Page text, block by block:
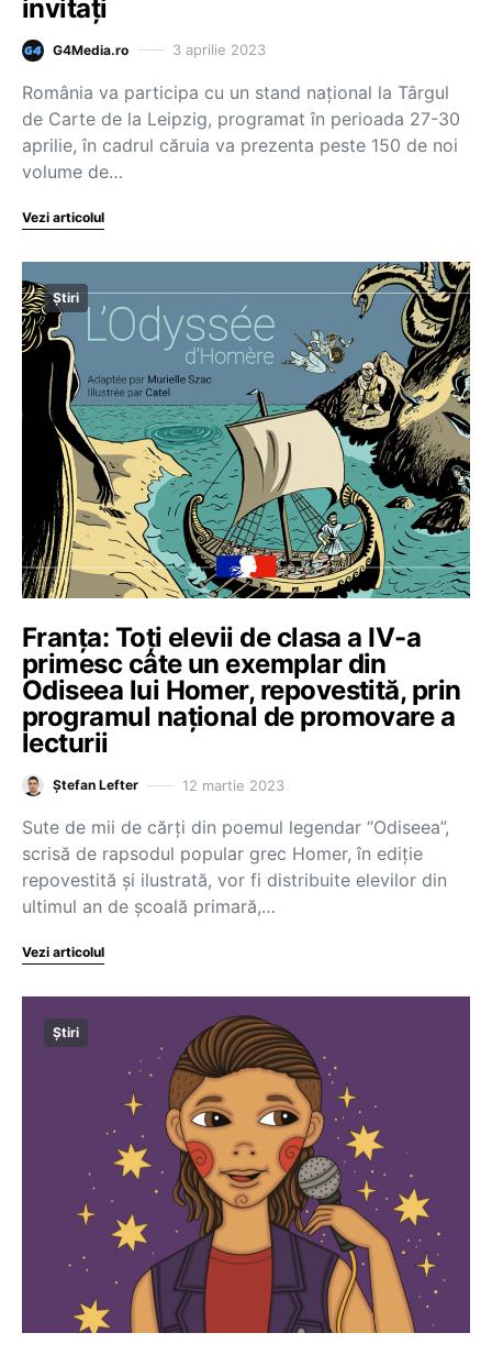
invitați
G4Media.ro 3 aprilie 2023
România va participa cu un stand naţional la Târgul
de Carte de la Leipzig, programat în perioada 27-30
aprilie, în cadrul căruia va prezenta peste 150 de noi
volume de…
Vezi articolul
Știri
Franța: Toți elevii de clasa a IV-a
primesc câte un exemplar din
Odiseea lui Homer, repovestită, prin
programul național de promovare a
lecturii
Ștefan Lefter 12 martie 2023
Sute de mii de cărți din poemul legendar “Odiseea”,
scrisă de rapsodul popular grec Homer, în ediție
repovestită și ilustrată, vor fi distribuite elevilor din
ultimul an de școală primară,…
Vezi articolul
Știri